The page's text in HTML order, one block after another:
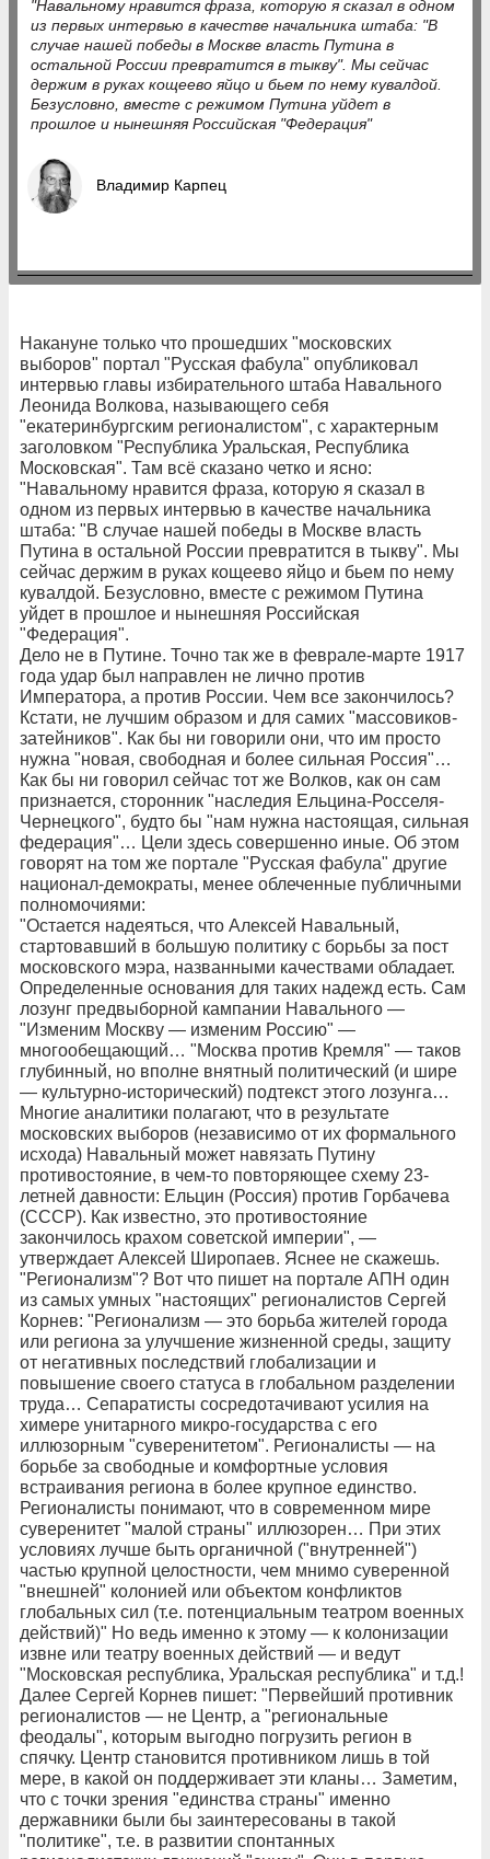
"Навальному нравится фраза, которую я сказал в одном
из первых интервью в качестве начальника штаба: "В
случае нашей победы в Москве власть Путина в
остальной России превратится в тыкву". Мы сейчас
держим в руках кощеево яйцо и бьем по нему кувалдой.
Безусловно, вместе с режимом Путина уйдет в
прошлое и нынешняя Российская "Федерация"
Владимир Карпец
Накануне только что прошедших "московских
выборов" портал "Русская фабула" опубликовал
интервью главы избирательного штаба Навального
Леонида Волкова, называющего себя
"екатеринбургским регионалистом", с характерным
заголовком "Республика Уральская, Республика
Московская". Там всё сказано четко и ясно:
"Навальному нравится фраза, которую я сказал в
одном из первых интервью в качестве начальника
штаба: "В случае нашей победы в Москве власть
Путина в остальной России превратится в тыкву". Мы
сейчас держим в руках кощеево яйцо и бьем по нему
кувалдой. Безусловно, вместе с режимом Путина
уйдет в прошлое и нынешняя Российская
"Федерация".
Дело не в Путине. Точно так же в феврале-марте 1917
года удар был направлен не лично против
Императора, а против России. Чем все закончилось?
Кстати, не лучшим образом и для самих "массовиков-
затейников". Как бы ни говорили они, что им просто
нужна "новая, свободная и более сильная Россия"…
Как бы ни говорил сейчас тот же Волков, как он сам
признается, сторонник "наследия Ельцина-Росселя-
Чернецкого", будто бы "нам нужна настоящая, сильная
федерация"… Цели здесь совершенно иные. Об этом
говорят на том же портале "Русская фабула" другие
национал-демократы, менее облеченные публичными
полномочиями:
"Остается надеяться, что Алексей Навальный,
стартовавший в большую политику с борьбы за пост
московского мэра, названными качествами обладает.
Определенные основания для таких надежд есть. Сам
лозунг предвыборной кампании Навального —
"Изменим Москву — изменим Россию" —
многообещающий… "Москва против Кремля" — таков
глубинный, но вполне внятный политический (и шире
— культурно-исторический) подтекст этого лозунга…
Многие аналитики полагают, что в результате
московских выборов (независимо от их формального
исхода) Навальный может навязать Путину
противостояние, в чем-то повторяющее схему 23-
летней давности: Ельцин (Россия) против Горбачева
(СССР). Как известно, это противостояние
закончилось крахом советской империи", —
утверждает Алексей Широпаев. Яснее не скажешь.
"Регионализм"? Вот что пишет на портале АПН один
из самых умных "настоящих" регионалистов Сергей
Корнев: "Регионализм — это борьба жителей города
или региона за улучшение жизненной среды, защиту
от негативных последствий глобализации и
повышение своего статуса в глобальном разделении
труда… Сепаратисты сосредотачивают усилия на
химере унитарного микро-государства с его
иллюзорным "суверенитетом". Регионалисты — на
борьбе за свободные и комфортные условия
встраивания региона в более крупное единство.
Регионалисты понимают, что в современном мире
суверенитет "малой страны" иллюзорен… При этих
условиях лучше быть органичной ("внутренней")
частью крупной целостности, чем мнимо суверенной
"внешней" колонией или объектом конфликтов
глобальных сил (т.е. потенциальным театром военных
действий)" Но ведь именно к этому — к колонизации
извне или театру военных действий — и ведут
"Московская республика, Уральская республика" и т.д.!
Далее Сергей Корнев пишет: "Первейший противник
регионалистов — не Центр, а "региональные
феодалы", которым выгодно погрузить регион в
спячку. Центр становится противником лишь в той
мере, в какой он поддерживает эти кланы… Заметим,
что с точки зрения "единства страны" именно
державники были бы заинтересованы в такой
"политике", т.е. в развитии спонтанных